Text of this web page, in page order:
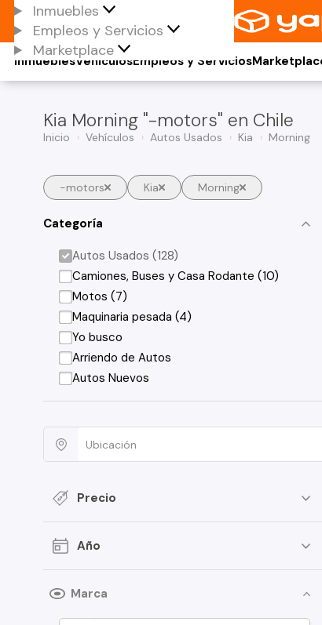
Inmuebles
Empleos y Servicios
Marketplace
Vehículos
Inmuebles Empleos y Servicios
Kia Morning "-motors" en Chile
Inicio Vehículos Autos Usados Kia Morning
-motors Kia Morning
Categoría
Autos Usados (128)
Camiones, Buses y Casa Rodante (10)
Motos (7)
Maquinaria pesada (4)
Yo busco
Arriendo de Autos
Autos Nuevos
Precio
Año
Marca